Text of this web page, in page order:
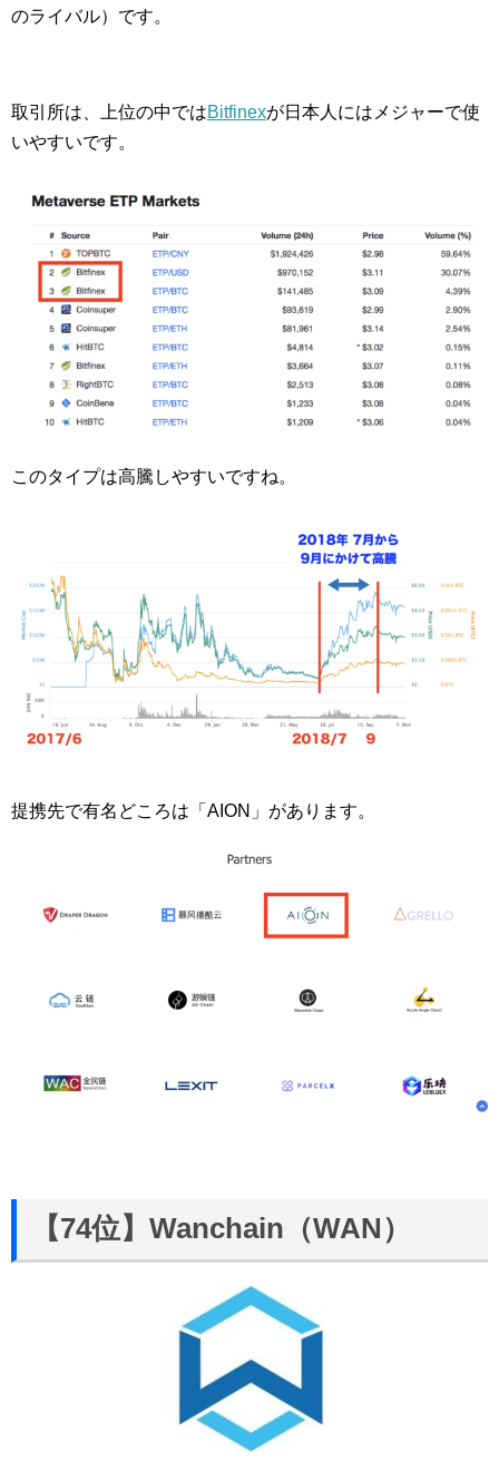
のライバル）です。
取引所は、上位の中ではBitfinexが日本人にはメジャーで使
いやすいです。
このタイプは高騰しやすいですね。
提携先で有名どころは「AION」があります。
【74位】Wanchain（WAN）